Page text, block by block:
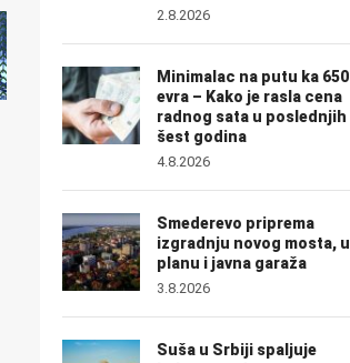
2.8.2026
Minimalac na putu ka 650
evra – Kako je rasla cena
radnog sata u poslednjih
šest godina
4.8.2026
Smederevo priprema
izgradnju novog mosta, u
planu i javna garaža
3.8.2026
Suša u Srbiji spaljuje